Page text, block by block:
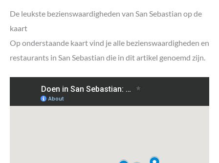
De leukste bezienswaardigheden van San Sebastian op de
kaart
Op onderstaande kaart vind je alle bezienswaardigheden en
restaurants in San Sebastian die in dit artikel genoemd zijn.